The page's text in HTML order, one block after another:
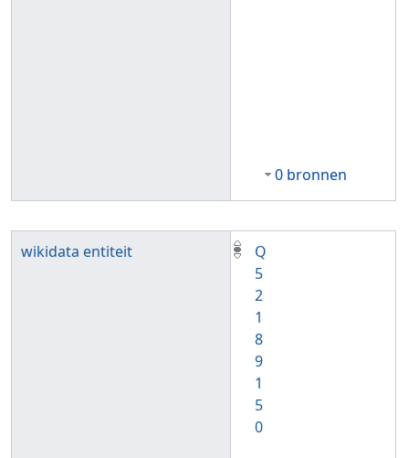
0 bronnen
wikidata entiteit
Q
5
2
1
8
9
1
5
0